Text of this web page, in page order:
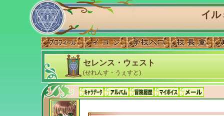
イル
セレンス・ウェスト
(せれんす・うぇすと)